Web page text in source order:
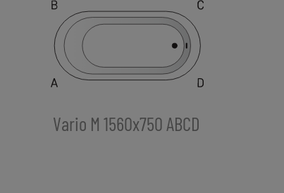
Vario M 1560x750 ABCD